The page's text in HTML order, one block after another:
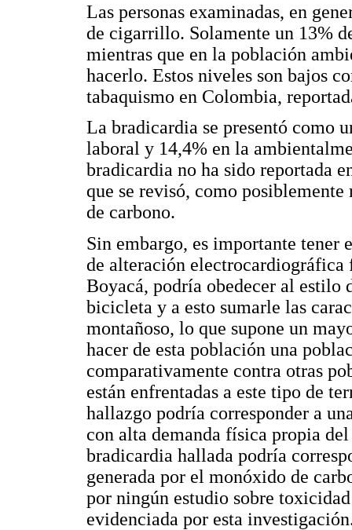
Las personas examinadas, en
de cigarrillo. Solamente un 13%
mientras que en la población
hacerlo. Estos niveles son bajos
tabaquismo en Colombia,
La bradicardia se presentó como
laboral y 14,4% en la
bradicardia no ha sido reportada
que se revisó, como
de carbono.
Sin embargo, es importante tener
de alteración electrocardiográfica
Boyacá, podría obedecer al estilo
bicicleta y a esto sumarle las
montañoso, lo que supone un
hacer de esta población una
comparativamente contra otras
están enfrentadas a este tipo de
hallazgo podría corresponder a
con alta demanda física propia
bradicardia hallada podría
generada por el monóxido de
por ningún estudio sobre
evidenciada por esta